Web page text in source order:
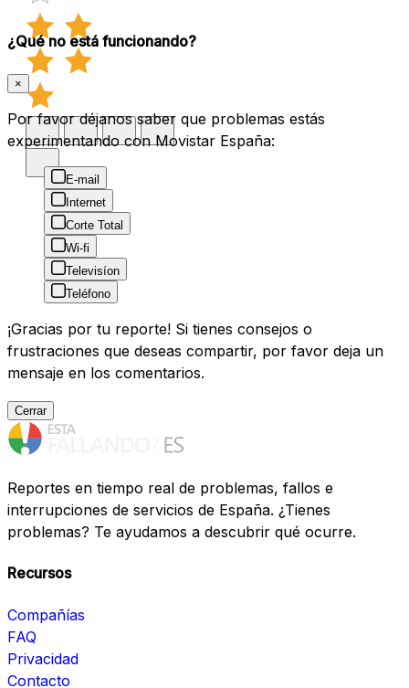
¿Qué no está funcionando?
×
Por favor déjanos saber que problemas estás
experimentando con Movistar España:
E-mail
Internet
Corte Total
Wi-fi
Televisíon
Teléfono
¡Gracias por tu reporte! Si tienes consejos o
frustraciones que deseas compartir, por favor deja un
mensaje en los comentarios.
Cerrar
Reportes en tiempo real de problemas, fallos e
interrupciones de servicios de España. ¿Tienes
problemas? Te ayudamos a descubrir qué ocurre.
Recursos
Compañías
FAQ
Privacidad
Contacto